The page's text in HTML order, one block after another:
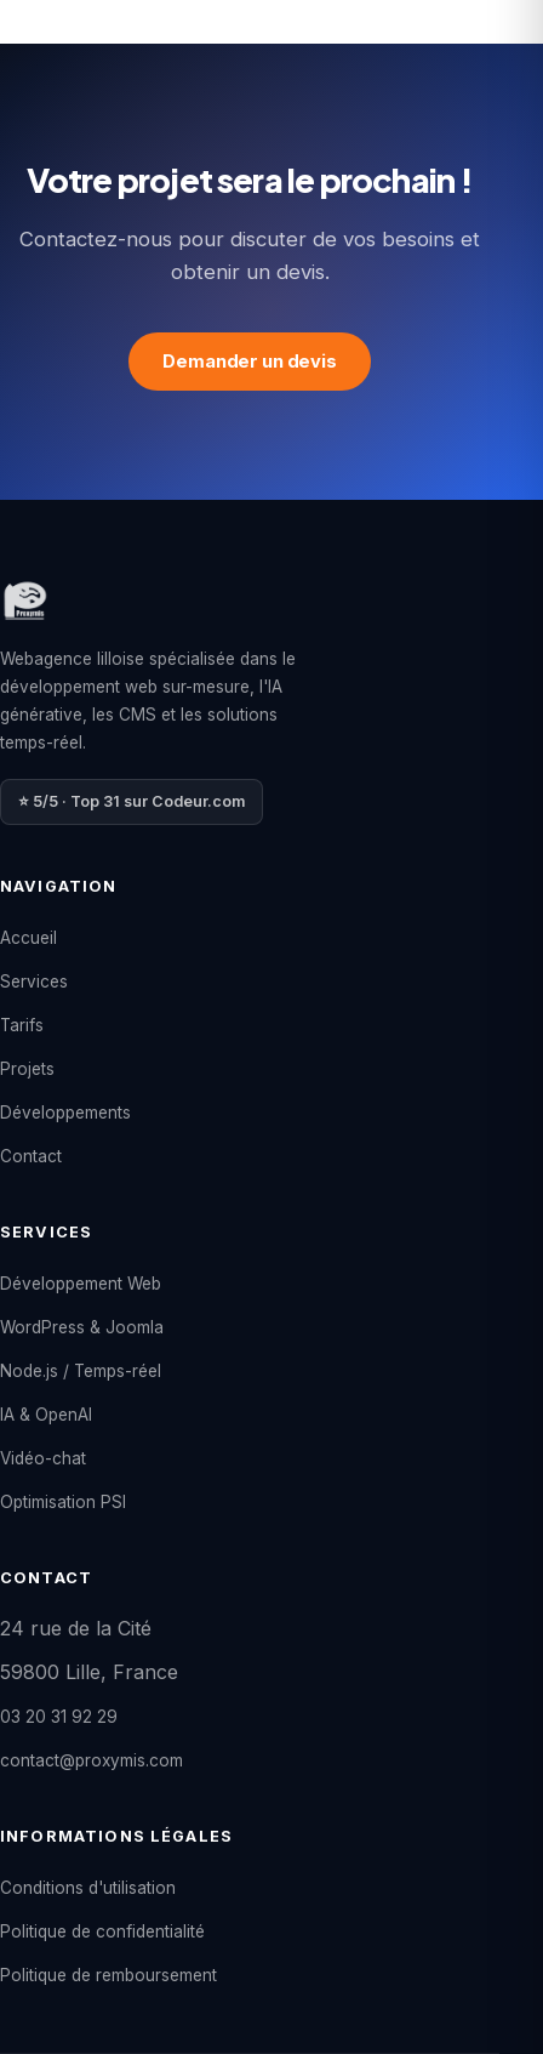
Votre projet sera le prochain !
Contactez-nous pour discuter de vos besoins et
obtenir un devis.
Demander un devis
Webagence lilloise spécialisée dans le
développement web sur-mesure, l'IA
générative, les CMS et les solutions
temps-réel.
⭐ 5/5 · Top 31 sur Codeur.com
NAVIGATION
Accueil
Services
Tarifs
Projets
Développements
Contact
SERVICES
Développement Web
WordPress & Joomla
Node.js / Temps-réel
IA & OpenAI
Vidéo-chat
Optimisation PSI
CONTACT
24 rue de la Cité
59800 Lille, France
03 20 31 92 29
contact@proxymis.com
INFORMATIONS LÉGALES
Conditions d'utilisation
Politique de confidentialité
Politique de remboursement